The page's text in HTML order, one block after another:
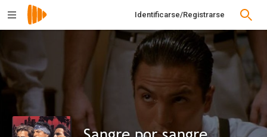
Identificarse/Registrarse